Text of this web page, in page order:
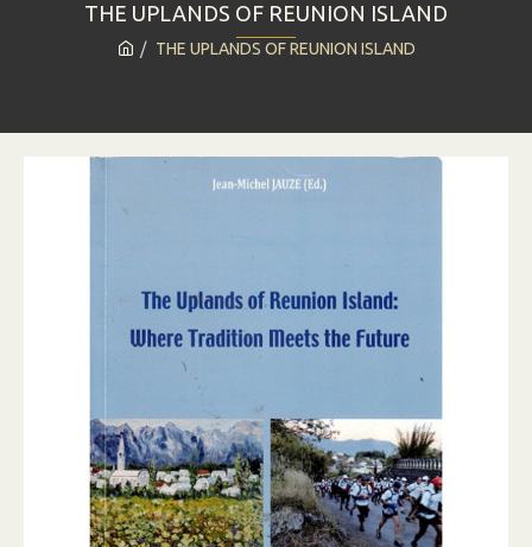
THE UPLANDS OF REUNION ISLAND
THE UPLANDS OF REUNION ISLAND